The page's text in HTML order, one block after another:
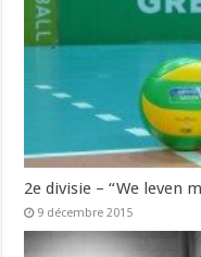
2e divisie – “We leven
9 décembre 2015